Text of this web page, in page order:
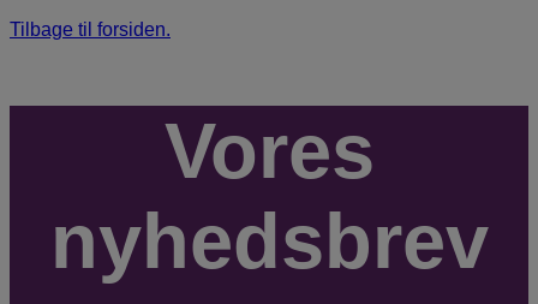
Tilbage til forsiden.
Vores
nyhedsbrev